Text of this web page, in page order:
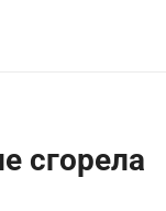
сгорела